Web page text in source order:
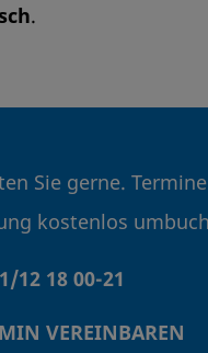
.
Sie gerne.
kostenlos
12 18 00-21
VEREINBAREN